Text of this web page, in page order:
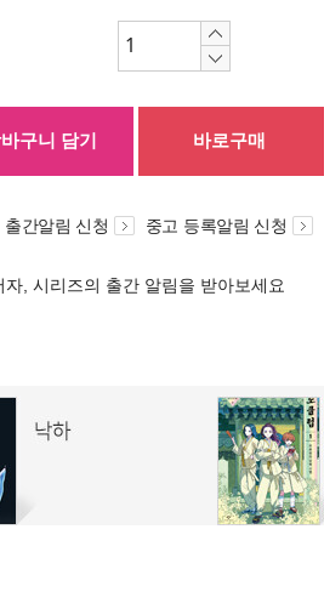
구니 담기 바로구매
출간알림 신청 중고 등록알림 신청
자, 시리즈의 출간 알림을 받아보세요